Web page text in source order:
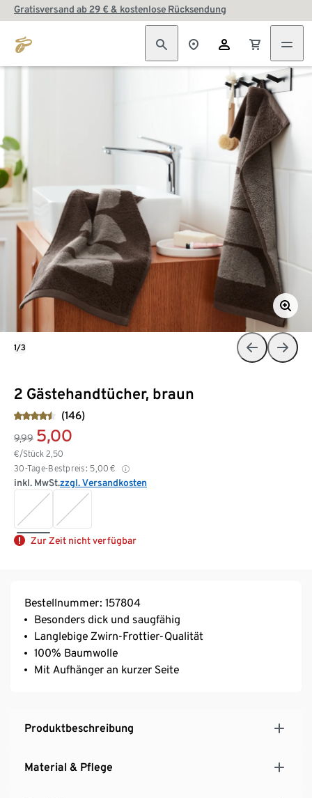
Gratisversand ab 29 € & kostenlose Rücksendung
2 Gästehandtücher, braun
(146)
9,99 5,00
€/Stück 2,50
30-Tage-Bestpreis: 5,00 €
inkl. MwSt.zzgl. Versandkosten
Zur Zeit nicht verfügbar
1/3
Bestellnummer: 157804
Besonders dick und saugfähig
Langlebige Zwirn-Frottier-Qualität
100% Baumwolle
Mit Aufhänger an kurzer Seite
Produktbeschreibung
Material & Pflege